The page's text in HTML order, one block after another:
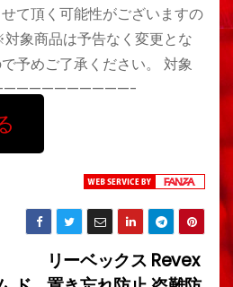
て頂く可能性がございますの
象商品は予告なく変更とな
予めご了承ください。 対象
———————————-
リーベックス Revex